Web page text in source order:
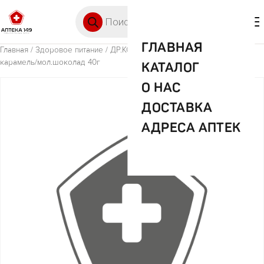
ГЛАВНАЯ
КАТАЛОГ
О НАС
ДОСТАВКА
АДРЕСА АПТЕК
Главная / Здоровое питание / ДР.КОРНЕР шококранчи кукур-рис/
карамель/мол.шоколад 40г